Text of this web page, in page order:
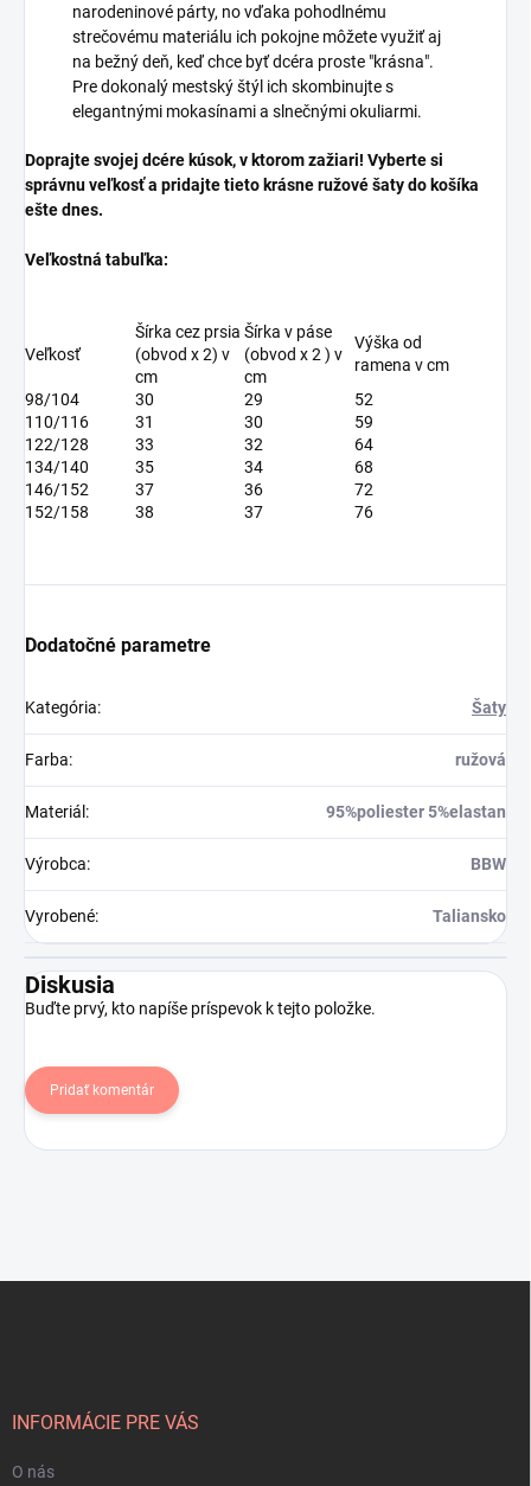
narodeninové párty, no vďaka pohodlnému
strečovému materiálu ich pokojne môžete využiť aj
na bežný deň, keď chce byť dcéra proste "krásna".
Pre dokonalý mestský štýl ich skombinujte s
elegantnými mokasínami a slnečnými okuliarmi.
Doprajte svojej dcére kúsok, v ktorom zažiari! Vyberte si
správnu veľkosť a pridajte tieto krásne ružové šaty do košíka
ešte dnes.
Veľkostná tabuľka:
Veľkosť
Šírka cez prsia
(obvod x 2) v
cm
Šírka v páse
(obvod x 2 ) v
cm
Výška od
ramena v cm
98/104
30 29
52
110/116
31 30
59
122/128
33 32
64
134/140
35 34
68
146/152
37 36
72
152/158
38 37 76
Dodatočné parametre
Kategória: Šaty
Farba: ružová
Materiál : 95%poliester 5%elastan
Výrobca: BBW
Vyrobené: Taliansko
Diskusia
Buďte prvý, kto napíše príspevok k tejto položke.
Pridať komentár
INFORMÁCIE PRE VÁS
O nás